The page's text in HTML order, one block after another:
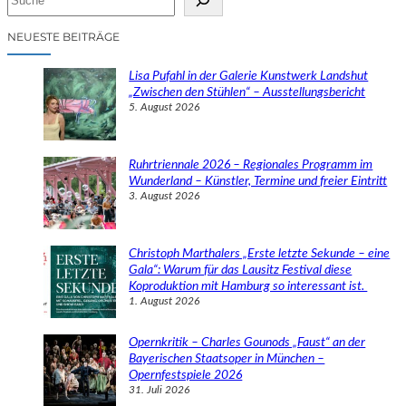
cNEUESTE BEITRÄGE
Lisa Pufahl in der Galerie Kunstwerk Landshut
„Zwischen den Stühlen“ – Ausstellungsbericht
5. August 2026
Ruhrtriennale 2026 – Regionales Programm im
Wunderland – Künstler, Termine und freier Eintritt
3. August 2026
Christoph Marthalers „Erste letzte Sekunde – eine
Gala“: Warum für das Lausitz Festival diese
Koproduktion mit Hamburg so interessant ist.
1. August 2026
Opernkritik – Charles Gounods „Faust“ an der
Bayerischen Staatsoper in München –
Opernfestspiele 2026
31. Juli 2026